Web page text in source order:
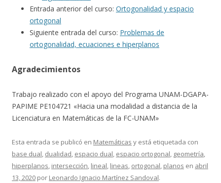
Entrada anterior del curso: Ortogonalidad y espacio
ortogonal
Siguiente entrada del curso: Problemas de
ortogonalidad, ecuaciones e hiperplanos
Agradecimientos
Trabajo realizado con el apoyo del Programa UNAM-DGAPA-
PAPIME PE104721 «Hacia una modalidad a distancia de la
Licenciatura en Matemáticas de la FC-UNAM»
Esta entrada se publicó en Matemáticas y está etiquetada con
base dual, dualidad, espacio dual, espacio ortogonal, geometría,
hiperplanos, intersección, lineal, lineas, ortogonal, planos en abril
13, 2020 por Leonardo Ignacio Martínez Sandoval.